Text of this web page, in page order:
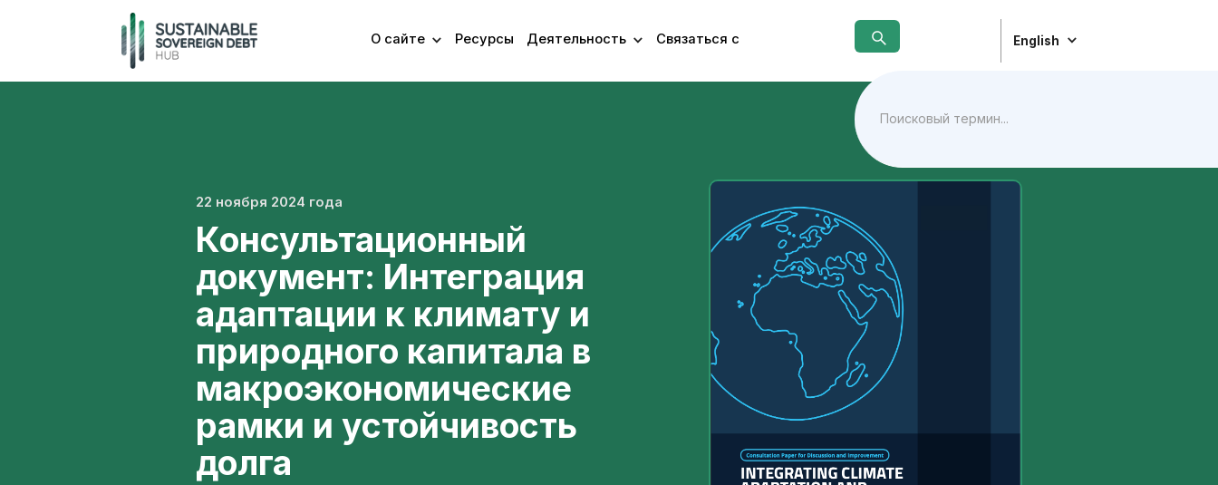
О сайте Ресурсы Деятельность Связаться с English
22 ноября 2024 года
Консультационный
документ: Интеграция
адаптации к климату и
природного капитала в
макроэкономические
рамки и устойчивость
долга